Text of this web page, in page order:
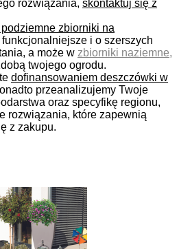
rozwiązania, skontaktuj się z
podziemne zbiorniki na
i o szerszych
a może w zbiorniki naziemne,
twojego ogrodu.
dofinansowaniem deszczówki w
przeanalizujemy Twoje
oraz specyfikę regionu,
rozwiązania, które zapewnią
z zakupu.